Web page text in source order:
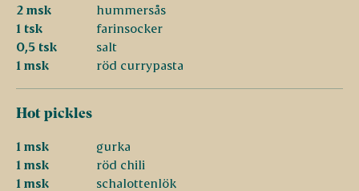
2 msk
hummersås
1 tsk
farinsocker
0,5 tsk
salt
1 msk
röd currypasta
Hot pickles
1 msk
gurka
1 msk
röd chili
1 msk
schalottenlök